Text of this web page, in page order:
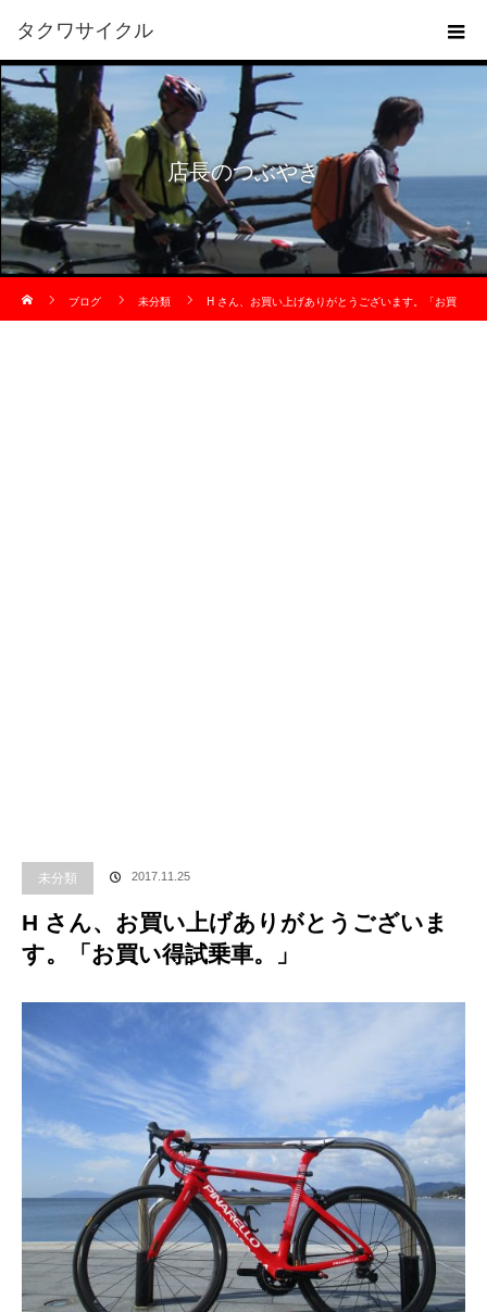
タクワサイクル
店長のつぶやき
ブログ
未分類 H さん、お買い上げありがとうございます。「お買
未分類 2017.11.25
H さん、お買い上げありがとうございま
す。「お買い得試乗車。」